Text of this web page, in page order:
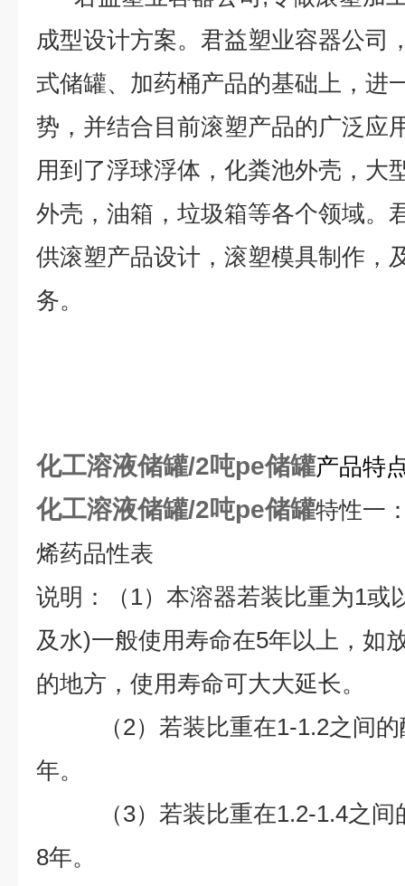
成型设计方案。君益塑业容器公司
式储罐、加药桶产品的基础上，进
势，并结合目前滚塑产品的广泛应
用到了浮球浮体，化粪池外壳，大
外壳，油箱，垃圾箱等各个领域。
供滚塑产品设计，滚塑模具制作，
务。
化工溶液储罐/2吨pe储罐产品特
化工溶液储罐/2吨pe储罐特性一
烯药品性表
说明：（1）本溶器若装比重为1或
及水)一般使用寿命在5年以上，如
的地方，使用寿命可大大延长。
（2）若装比重在1-1.2之间的
年。
（3）若装比重在1.2-1.4之间
8年。